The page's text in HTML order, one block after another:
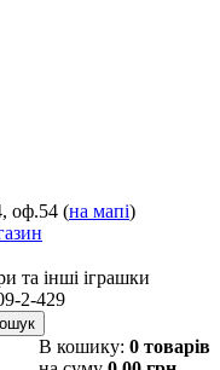
оф.54 (на мапі)
та інші іграшки
2-429
В кошику: 0 товарів